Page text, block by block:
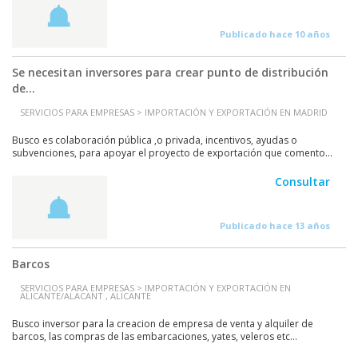
Publicado hace 10 años
Se necesitan inversores para crear punto de distribución
de...
SERVICIOS PARA EMPRESAS > IMPORTACIÓN Y EXPORTACIÓN EN MADRID
Busco es colaboración pública ,o privada, incentivos, ayudas o
subvenciones, para apoyar el proyecto de exportación que comento...
Consultar
Publicado hace 13 años
Barcos
SERVICIOS PARA EMPRESAS > IMPORTACIÓN Y EXPORTACIÓN EN
ALICANTE/ALACANT , ALICANTE
Busco inversor para la creacion de empresa de venta y alquiler de
barcos, las compras de las embarcaciones, yates, veleros etc...